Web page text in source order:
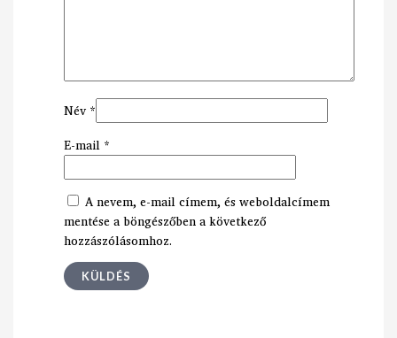
Név *
E-mail *
A nevem, e-mail címem, és weboldalcímem
mentése a böngészőben a következő
hozzászólásomhoz.